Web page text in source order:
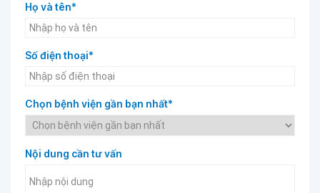
Họ và tên*
Số điện thoại*
Chọn bệnh viện gần bạn nhất*
Nội dung cần tư vấn